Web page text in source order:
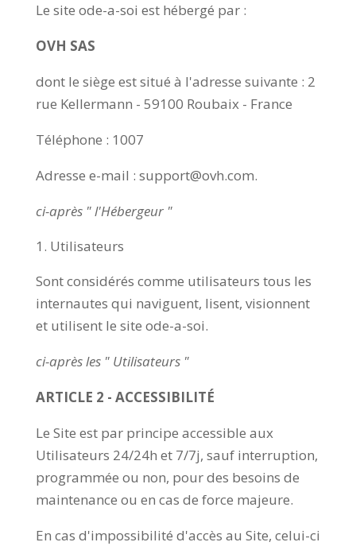
Le site ode-a-soi est hébergé par :
OVH SAS
dont le siège est situé à l'adresse suivante : 2
rue Kellermann - 59100 Roubaix - France
Téléphone : 1007
Adresse e-mail : support@ovh.com.
ci-après " l'Hébergeur "
Utilisateurs
Sont considérés comme utilisateurs tous les
internautes qui naviguent, lisent, visionnent
et utilisent le site ode-a-soi.
ci-après les " Utilisateurs "
ARTICLE 2 - ACCESSIBILITÉ
Le Site est par principe accessible aux
Utilisateurs 24/24h et 7/7j, sauf interruption,
programmée ou non, pour des besoins de
maintenance ou en cas de force majeure.
En cas d'impossibilité d'accès au Site, celui-ci